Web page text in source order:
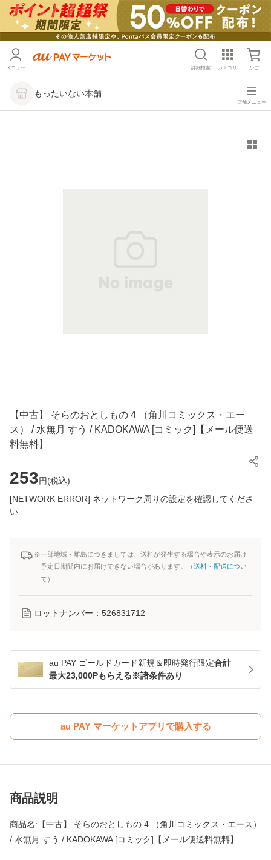
メニュー 詳細検索 カテゴリ かご
もったいない本舗
店舗メニュー
【中古】 そらのおとしもの 4 （角川コミックス・エー
ス） / 水無月 すう / KADOKAWA [コミック]【メール便送
料無料】
253円(税込)
[NETWORK ERROR] ネットワーク周りの設定を確認してくださ
い
※一部地域・離島につきましては、送料が発生する場合や表示のお届け
予定日期間内にお届けできない場合があります。（送料・配送につい
て ）
ロットナンバー： 526831712
au PAY ゴールドカード新規＆即時発行限定合計
最大23,000Pもらえる※諸条件あり
au PAY マーケットアプリで購入する
商品説明
商品名:【中古】 そらのおとしもの 4 （角川コミックス・エース）
/ 水無月 すう / KADOKAWA [コミック]【メール便送料無料】